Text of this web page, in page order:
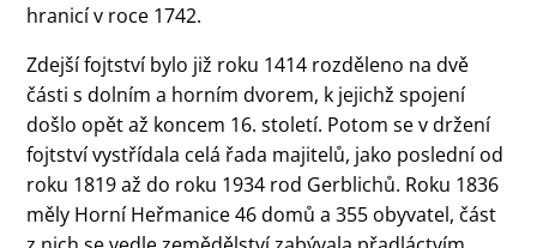
hranicí v roce 1742.
Zdejší fojtství bylo již roku 1414 rozděleno na dvě
části s dolním a horním dvorem, k jejichž spojení
došlo opět až koncem 16. století. Potom se v držení
fojtství vystřídala celá řada majitelů, jako poslední od
roku 1819 až do roku 1934 rod Gerblichů. Roku 1836
měly Horní Heřmanice 46 domů a 355 obyvatel, část